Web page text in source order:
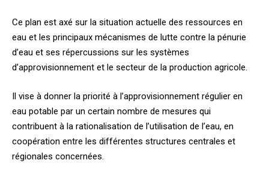
Ce plan est axé sur la situation actuelle des ressources en
eau et les principaux mécanismes de lutte contre la pénurie
d’eau et ses répercussions sur les systèmes
d’approvisionnement et le secteur de la production agricole.
Il vise à donner la priorité à l’approvisionnement régulier en
eau potable par un certain nombre de mesures qui
contribuent à la rationalisation de l’utilisation de l’eau, en
coopération entre les différentes structures centrales et
régionales concernées.